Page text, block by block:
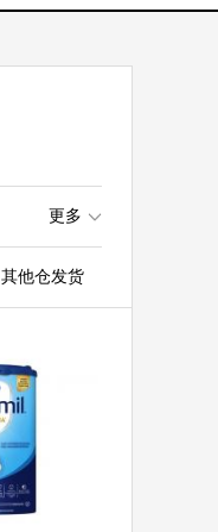
更多
其他仓发货